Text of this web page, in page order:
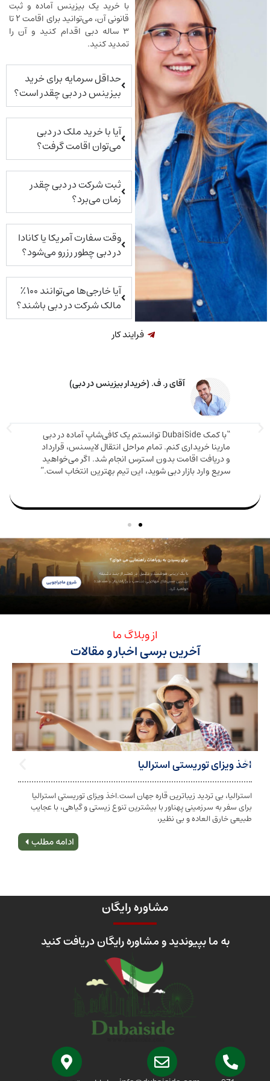
با خرید یک بیزینس آماده و ثبت
قانونی آن، می‌توانید برای اقامت ۲ تا
۳ ساله دبی اقدام کنید و آن را
تمدید کنید.
حداقل سرمایه برای خرید
بیزینس در دبی چقدر است؟
آیا با خرید ملک در دبی
می‌توان اقامت گرفت؟
ثبت شرکت در دبی چقدر
زمان می‌برد؟
وقت سفارت آمریکا یا کانادا
در دبی چطور رزرو می‌شود؟
آیا خارجی‌ها می‌توانند ۱۰۰٪
مالک شرکت در دبی باشند؟
خانم م. ق. (خریدار ملک در دبی)
دقیق و صادقانه‌ای دریافت کردم. ملکی که
هم ارزش بالایی داشت هم باعث شد اقامت
بگیرم. تیم DubaiSide از شروع خرید تا گرفتن ویزا کنار
آخرین برسی اخبار و مقالات
توریستی استرالیا
تردید زیباترین قاره جهان است.اخذ ویزای توریستی استرالیا
سرزمینی پهناور با بیشترین تنوع زیستی و گیاهی، با عجایب
العاده و بی نظیر،
تابعیت و اخذ
شخص به دولت
مشاوره رایگان
بپیوندید و مشاوره رایگان دریافت کنید